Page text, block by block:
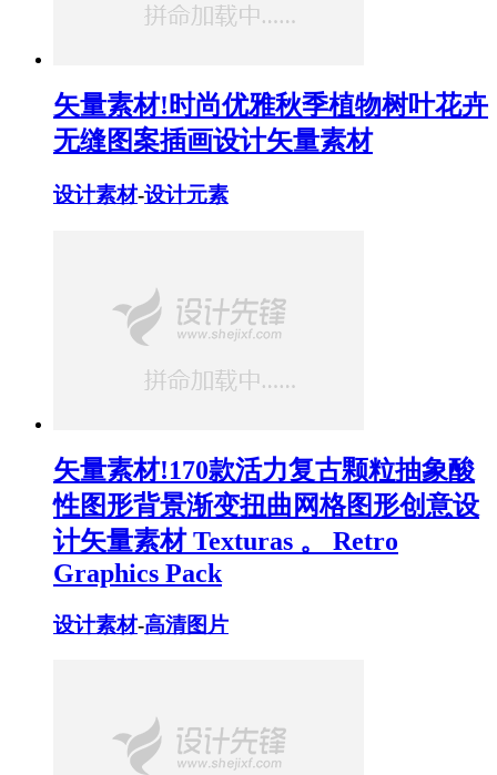
矢量素材!时尚优雅秋季植物树叶花卉
无缝图案插画设计矢量素材
设计素材-设计元素
矢量素材!170款活力复古颗粒抽象酸
性图形背景渐变扭曲网格图形创意设
计矢量素材 Texturas 。 Retro
Graphics Pack
设计素材-高清图片